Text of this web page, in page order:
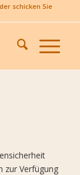
schicken Sie
zur Verfügung